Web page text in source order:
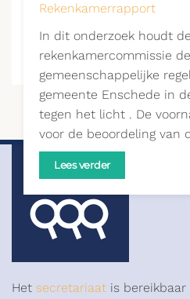
Rekenkamerrapport
In dit onderzoek houdt de
rekenkamercommissie de
gemeenschappelijke
gemeente Enschede in
tegen het licht . De
voor de beoordeling van
Lees verder
Het secretariaat is